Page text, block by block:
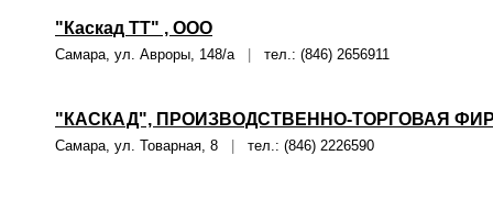
"Каскад ТТ" , ООО
Самара, ул. Авроры, 148/а тел.: (846) 2656911
"КАСКАД", ПРОИЗВОДСТВЕННО-ТОРГОВАЯ
Самара, ул. Товарная, 8 тел.: (846) 2226590